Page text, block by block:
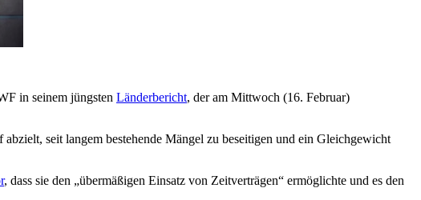
in seinem jüngsten Länderbericht, der am Mittwoch (16. Februar)
seit langem bestehende Mängel zu beseitigen und ein Gleichgewicht
, dass sie den „übermäßigen Einsatz von Zeitverträgen“ ermöglichte und es den